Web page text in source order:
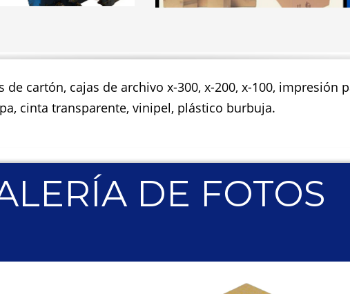
cartón, cajas de archivo x-300, x-200, x-100, impresión
cinta transparente, vinipel, plástico burbuja.
DE FOTOS